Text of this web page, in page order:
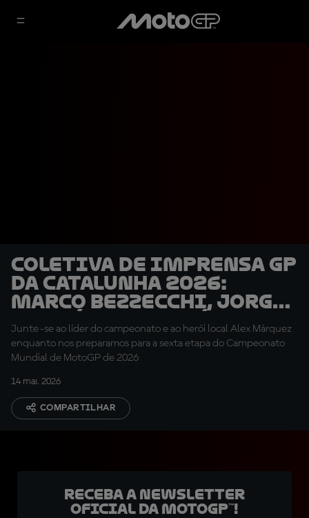
Coletiva de Imprensa GP
da Catalunha 2026:
Marco Bezzecchi, Jorge
Martín e Alex Márquez
Junte-se ao líder do campeonato e ao herói local Alex Márquez
enquanto nos preparamos para a sexta etapa do Campeonato
Mundial de MotoGP de 2026
14 mai. 2026
COMPARTILHAR
Receba a newsletter
oficial da MotoGP™!